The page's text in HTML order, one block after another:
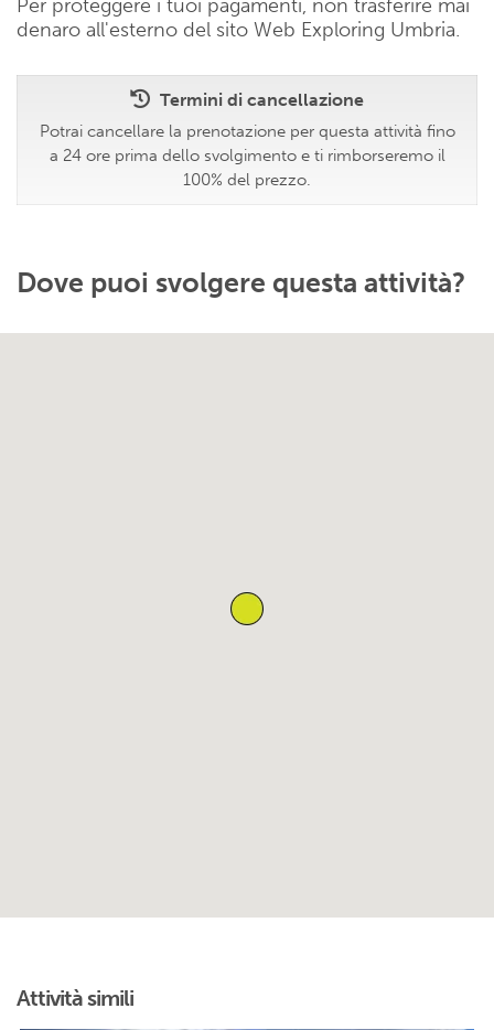
Per proteggere i tuoi pagamenti, non trasferire mai
denaro all'esterno del sito Web Exploring Umbria.
Termini di cancellazione
Potrai cancellare la prenotazione per questa attività fino
a 24 ore prima dello svolgimento e ti rimborseremo il
100% del prezzo.
Dove puoi svolgere questa attività?
Attività simili